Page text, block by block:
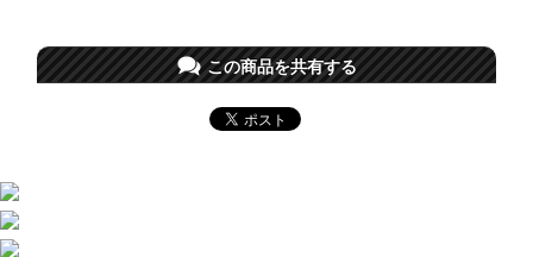
この商品を共有する